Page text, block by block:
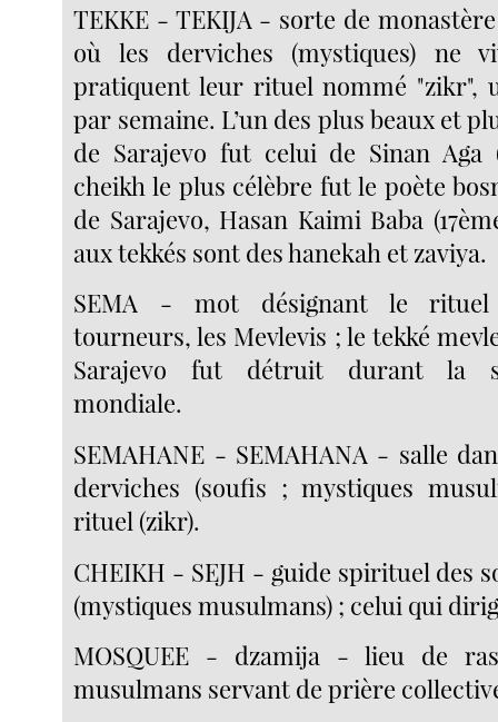
TEKKE - TEKIJA - sorte de
où les derviches (mystiques) ne
pratiquent leur rituel nommé "zikr",
par semaine. L’un des plus beaux et
de Sarajevo fut celui de Sinan Aga
cheikh le plus célèbre fut le poète
de Sarajevo, Hasan Kaimi Baba
aux tekkés sont des hanekah et zaviya.
SEMA - mot désignant le rituel
tourneurs, les Mevlevis ; le tekké
Sarajevo fut détruit durant la
mondiale.
SEMAHANE - SEMAHANA - salle
derviches (soufis ; mystiques
rituel (zikr).
CHEIKH - SEJH - guide spirituel des
(mystiques musulmans) ; celui qui
MOSQUEE - dzamija - lieu de
musulmans servant de prière